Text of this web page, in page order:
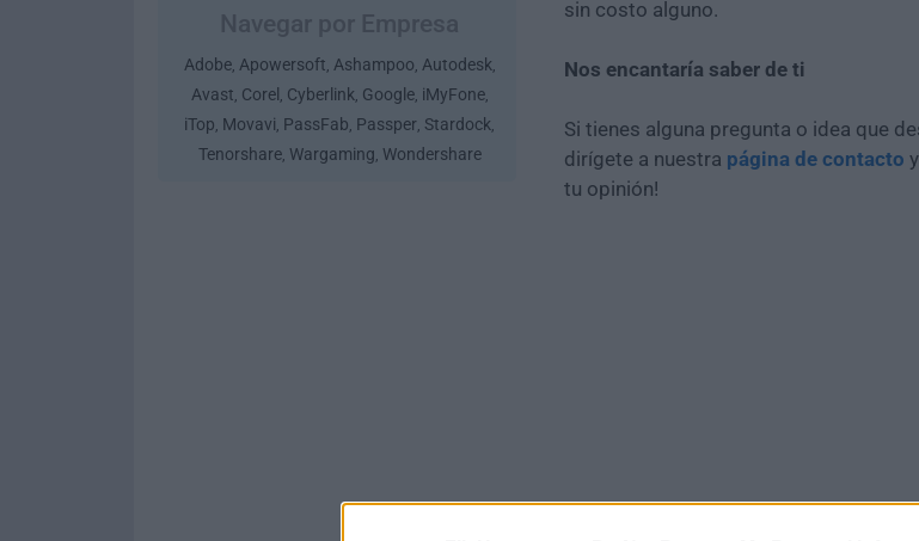
Adobe, Apowersoft, Ashampoo, Autodesk,
Avast, Corel , Cyberlink, Google, iMyFone,
iTop, Movavi, PassFab, Passper, Stardock,
Tenorshare, Wargaming, Wondershare
sin costo alguno.
Nos encantaría saber de ti
Si tienes alguna pregunta o idea que
dirígete a nuestra página de contacto
tu opinión!